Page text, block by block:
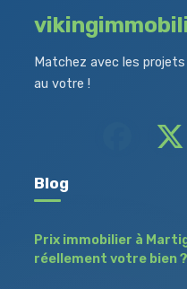
Matchez avec les
au votre !
Blog
Prix immobilier à
réellement votre bien ?